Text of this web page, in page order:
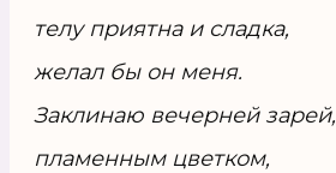
телу приятна и сладка,
желал бы он меня.
Заклинаю вечерней зарей,
пламенным цветком,